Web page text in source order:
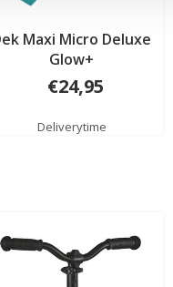
Maxi Micro Deluxe
Glow+
€24,95
Deliverytime